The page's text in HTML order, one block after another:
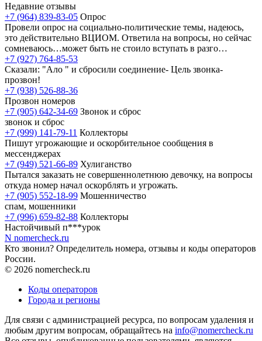
Недавние отзывы
+7 (964) 839-83-05 Опрос
Провели опрос на социально-политические темы, надеюсь,
это действительно ВЦИОМ. Ответила на вопросы, но сейчас
сомневаюсь…может быть не стоило вступать в разго…
+7 (927) 764-85-53
Сказали: "Ало " и сбросили соединение- Цель звонка-
прозвон!
+7 (938) 526-88-36
Прозвон номеров
+7 (905) 642-34-69 Звонок и сброс
звонок и сброс
+7 (999) 141-79-11 Коллекторы
Пишут угрожающие и оскорбительное сообщения в
мессенджерах
+7 (949) 521-66-89 Хулиганство
Пытался заказать не совершеннолетнюю девочку, на вопросы
откуда номер начал оскорблять и угрожать.
+7 (905) 552-18-99 Мошенничество
спам, мошенники
+7 (996) 659-82-88 Коллекторы
Настойчивый п***урок
N nomercheck.ru
Кто звонил? Определитель номера, отзывы и коды операторов
России.
© 2026 nomercheck.ru
Коды операторов
Города и регионы
Для связи с администрацией ресурса, по вопросам удаления и
любым другим вопросам, обращайтесь на info@nomercheck.ru